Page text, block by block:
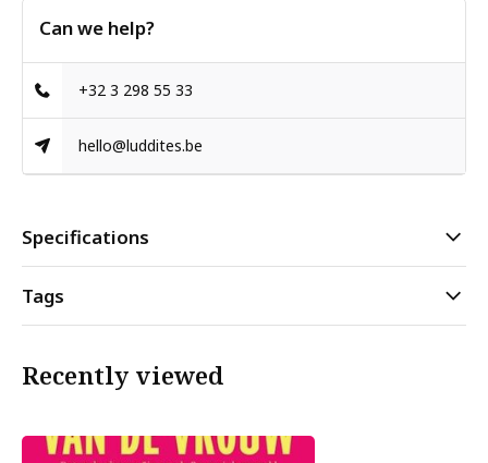
Can we help?
+32 3 298 55 33
hello@luddites.be
Specifications
Tags
Recently viewed